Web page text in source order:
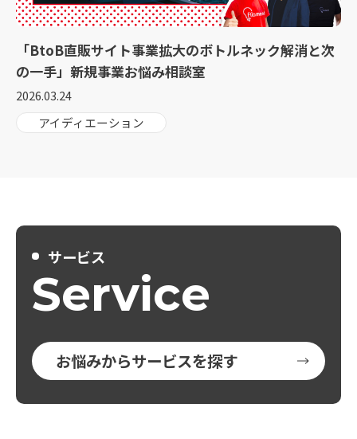
「BtoB直販サイト事業拡大のボトルネック解消と次
の一手」新規事業お悩み相談室
2026.03.24
アイディエーション
サービス
Service
お悩みからサービスを探す